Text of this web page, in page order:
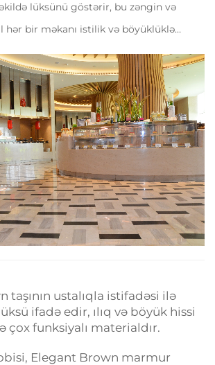
lüksünü göstərir, bu zəngin və
hər bir məkanı istilik və böyüklüklə
holunda Elegant Brown marmar
dərin, torpaqlı rəng tonları və f...
taşının ustalıqla istifadəsi ilə
ifadə edir, ılıq və böyük hissi
çox funksiyalı materialdır.
Elegant Brown marmur